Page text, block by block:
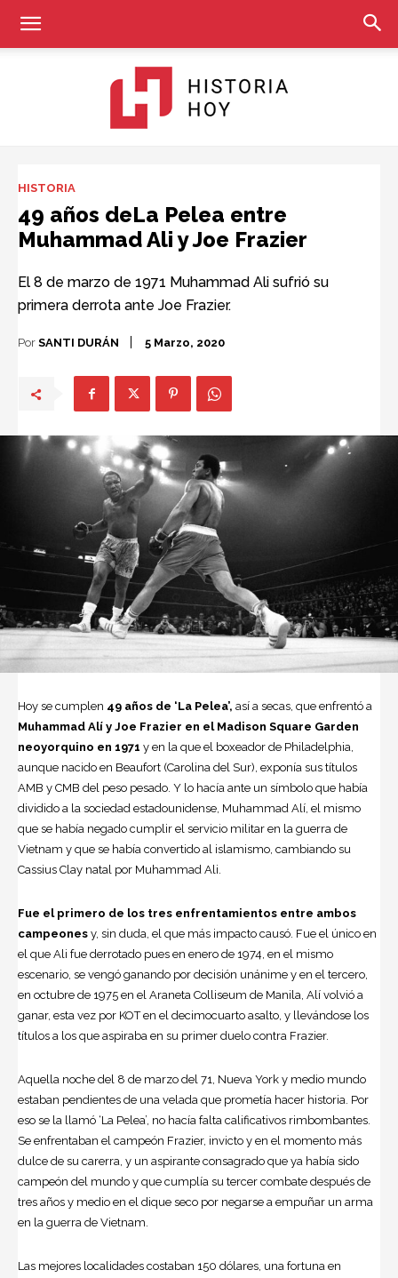
Hoy
HISTORIA
49 años deLa Pelea entre
Muhammad Ali y Joe Frazier
El 8 de marzo de 1971 Muhammad Ali sufrió su
primera derrota ante Joe Frazier.
Por SANTI DURÁN 5 Marzo, 2020
Hoy se cumplen 49 años de ‘La Pelea’, así a secas, que enfrentó a
Muhammad Alí y Joe Frazier en el Madison Square Garden
neoyorquino en 1971 y en la que el boxeador de Philadelphia,
aunque nacido en Beaufort (Carolina del Sur), exponía sus títulos
AMB y CMB del peso pesado. Y lo hacía ante un símbolo que había
dividido a la sociedad estadounidense, Muhammad Alí, el mismo
que se había negado cumplir el servicio militar en la guerra de
Vietnam y que se había convertido al islamismo, cambiando su
Cassius Clay natal por Muhammad Ali.
Fue el primero de los tres enfrentamientos entre ambos
campeones y, sin duda, el que más impacto causó. Fue el único en
el que Ali fue derrotado pues en enero de 1974, en el mismo
escenario, se vengó ganando por decisión unánime y en el tercero,
en octubre de 1975 en el Araneta Colliseum de Manila, Alí volvió a
ganar, esta vez por KOT en el decimocuarto asalto, y llevándose los
títulos a los que aspiraba en su primer duelo contra Frazier.
Aquella noche del 8 de marzo del 71, Nueva York y medio mundo
estaban pendientes de una velada que prometía hacer historia. Por
eso se la llamó ‘La Pelea’, no hacía falta calificativos rimbombantes.
Se enfrentaban el campeón Frazier, invicto y en el momento más
dulce de su carerra, y un aspirante consagrado que ya había sido
campeón del mundo y que cumplía su tercer combate después de
tres años y medio en el dique seco por negarse a empuñar un arma
en la guerra de Vietnam.
Las mejores localidades costaban 150 dólares, una fortuna en